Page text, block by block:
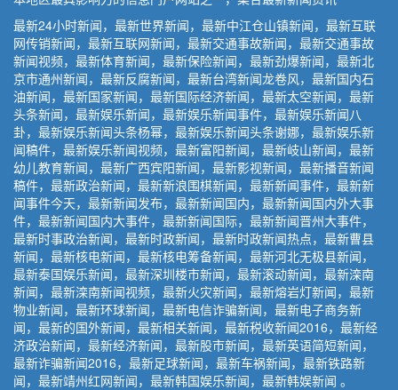
最新24小时新闻，最新世界新闻，最新中江仓山镇新闻，最新互联
网传销新闻，最新互联网新闻，最新交通事故新闻，最新交通事故
新闻视频，最新体育新闻，最新保险新闻，最新劲爆新闻，最新北
京市通州新闻，最新反腐新闻，最新台湾新闻龙卷风，最新国内石
油新闻，最新国家新闻，最新国际经济新闻，最新太空新闻，最新
头条新闻，最新娱乐新闻，最新娱乐新闻事件，最新娱乐新闻八
卦，最新娱乐新闻头条杨幂，最新娱乐新闻头条谢娜，最新娱乐新
闻稿件，最新娱乐新闻视频，最新富阳新闻，最新岐山新闻，最新
幼儿教育新闻，最新广西宾阳新闻，最新影视新闻，最新播音新闻
稿件，最新政治新闻，最新新浪围棋新闻，最新新闻事件，最新新
闻事件今天，最新新闻发布，最新新闻国内，最新新闻国内外大事
件，最新新闻国内大事件，最新新闻国际，最新新闻晋州大事件，
最新时事政治新闻，最新时政新闻，最新时政新闻热点，最新曹县
新闻，最新核电新闻，最新核电筹备新闻，最新河北无极县新闻，
最新泰国娱乐新闻，最新深圳楼市新闻，最新滚动新闻，最新滦南
新闻，最新滦南新闻视频，最新火灾新闻，最新熔岩灯新闻，最新
物业新闻，最新环球新闻，最新电信诈骗新闻，最新电子商务新
闻，最新的国外新闻，最新相关新闻，最新税收新闻2016，最新经
济政治新闻，最新经济新闻，最新股市新闻，最新英语简短新闻，
最新诈骗新闻2016，最新足球新闻，最新车祸新闻，最新铁路新
闻，最新靖州红网新闻，最新韩国娱乐新闻，最新韩娱新闻 。